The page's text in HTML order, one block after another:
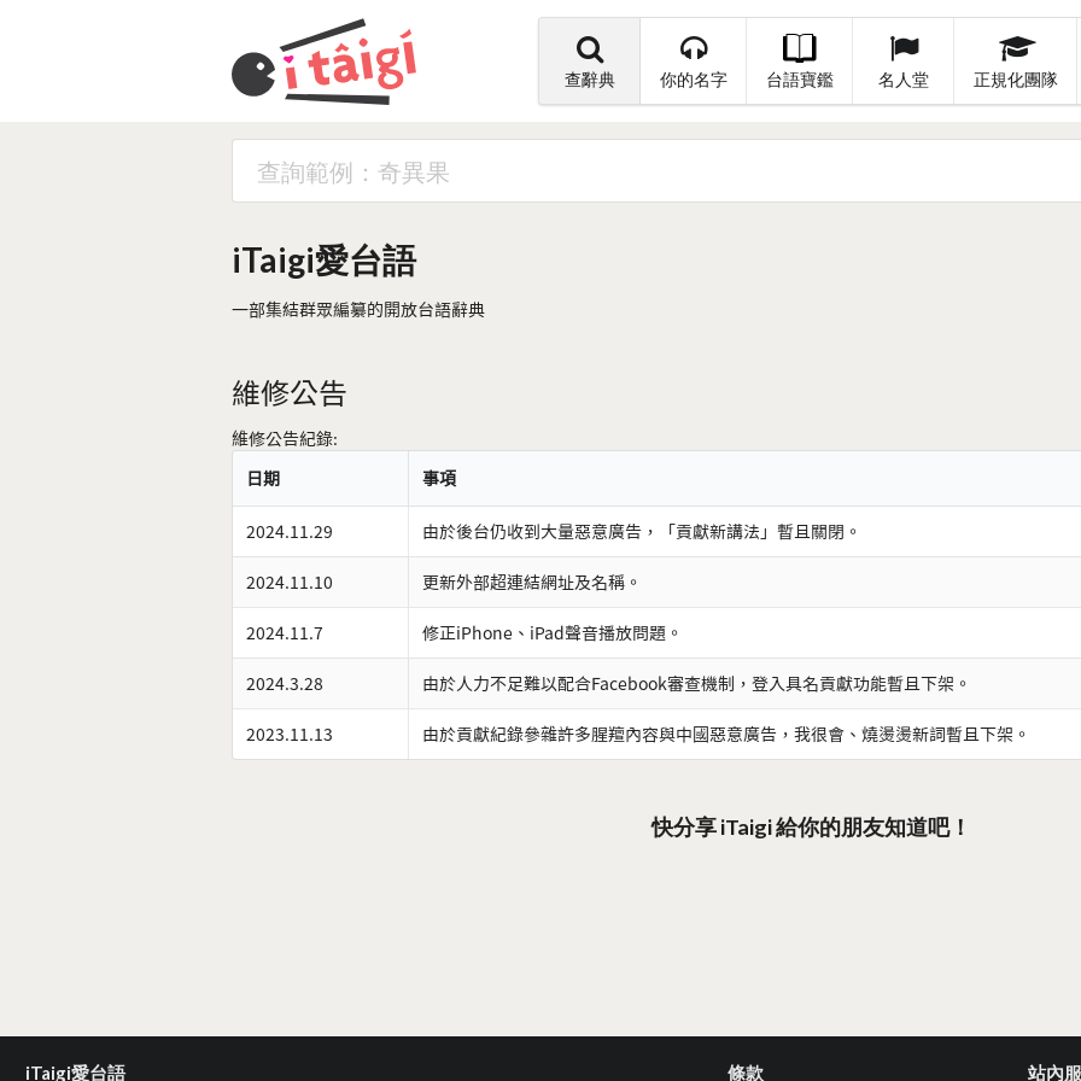
查辭典 你的名字 台語寶鑑 名人堂 正規化團隊
iTaigi愛台語
一部集結群眾編纂的開放台語辭典
維修公告
維修公告紀錄:
日期
事項
2024.11.29 由於後台仍收到大量惡意廣告，「貢獻新講法」暫且關閉。
2024.11.10 更新外部超連結網址及名稱。
2024.11.7 修正iPhone、iPad聲音播放問題。
2024.3.28 由於人力不足難以配合Facebook審查機制，登入具名貢獻功能暫且下架。
2023.11.13 由於貢獻紀錄參雜許多腥羶內容與中國惡意廣告，我很會、燒燙燙新詞暫且下架。
快分享 iTaigi 給你的朋友知道吧！
iTaigi愛台語 條款 站內